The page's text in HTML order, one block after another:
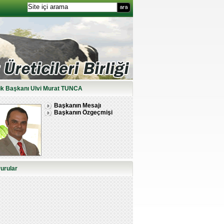
Başkanı Ulvi Murat TUNCA
Başkanın Mesajı
Başkanın Özgeçmişi